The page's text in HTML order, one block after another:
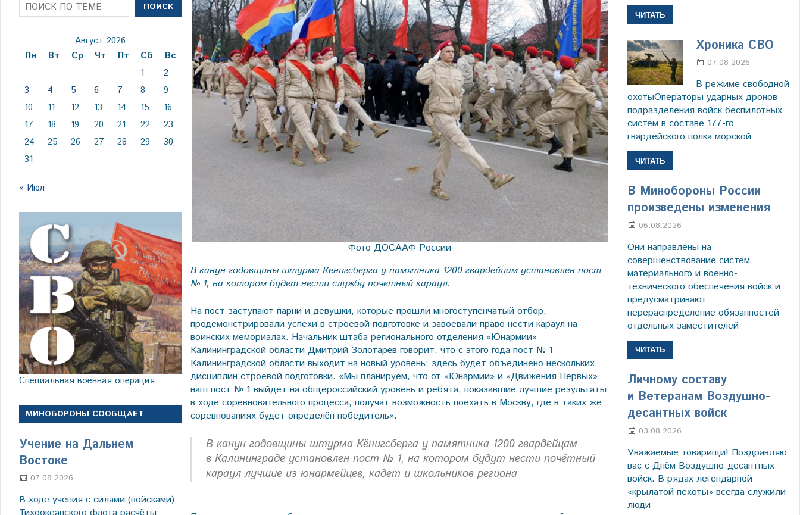
Фото ДОСААФ России
В канун годовщины штурма Кёнигсберга у памятника 1200 гвардейцам установлен пост
№ 1, на котором будет нести службу почётный караул.
На пост заступают парни и девушки, которые прошли многоступенчатый отбор,
продемонстрировали успехи в строевой подготовке и завоевали право нести караул на
воинских мемориалах. Начальник штаба регионального отделения «Юнармии»
Калининградской области Дмитрий Золотарёв говорит, что с этого года пост № 1
Калининградской области выходит на новый уровень: здесь будет объединено нескольких
дисциплин строевой подготовки. «Мы планируем, что от «Юнармии» и «Движения Первых»
наш пост № 1 выйдет на общероссийский уровень и ребята, показавшие лучшие результаты
в ходе соревновательного процесса, получат возможность поехать в Москву, где в таких же
соревнованиях будет определён победитель».
В канун годовщины штурма Кёнигсберга у памятника 1200 гвардейцам
в Калининграде установлен пост № 1, на котором будут нести почётный
караул лучшие из юнармейцев, кадет и школьников региона
ПОИСК
Август 2026
Пн
Вт Ср Чт Пт Сб
Вс
1
2
3
4 5 6 7 8
9
10
11 12 13 14 15
16
17
18 19 20 21 22
23
24
25 26 27 28 29
30
31
« Июл
Специальная военная операция
МИНОБОРОНЫ СООБЩАЕТ
Учение на Дальнем
Востоке
07.08.2026
В ходе учения с силами (войсками)
ЧИТАТЬ
Хроника СВО
07.08.2026
В режиме свободной
охотыОператоры ударных дронов
подразделения войск беспилотных
систем в составе 177-го
гвардейского полка морской
ЧИТАТЬ
В Минобороны России
произведены изменения
06.08.2026
Они направлены на
совершенствование систем
материального и военно-
технического обеспечения войск и
предусматривают
перераспределение обязанностей
отдельных заместителей
ЧИТАТЬ
Личному составу
и Ветеранам Воздушно-
десантных войск
03.08.2026
Уважаемые товарищи! Поздравляю
вас с Днём Воздушно-десантных
войск. В рядах легендарной
«крылатой пехоты» всегда служили
люди